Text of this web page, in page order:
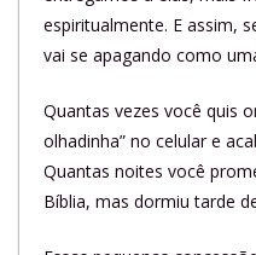
espiritualmente. E assim,
vai se apagando como
Quantas vezes você quis
olhadinha” no celular e
Quantas noites você
Bíblia, mas dormiu tarde